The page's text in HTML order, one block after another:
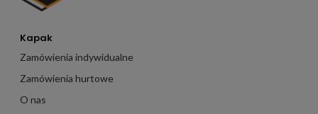
Kapak
Zamówienia indywidualne
Zamówienia hurtowe
O nas